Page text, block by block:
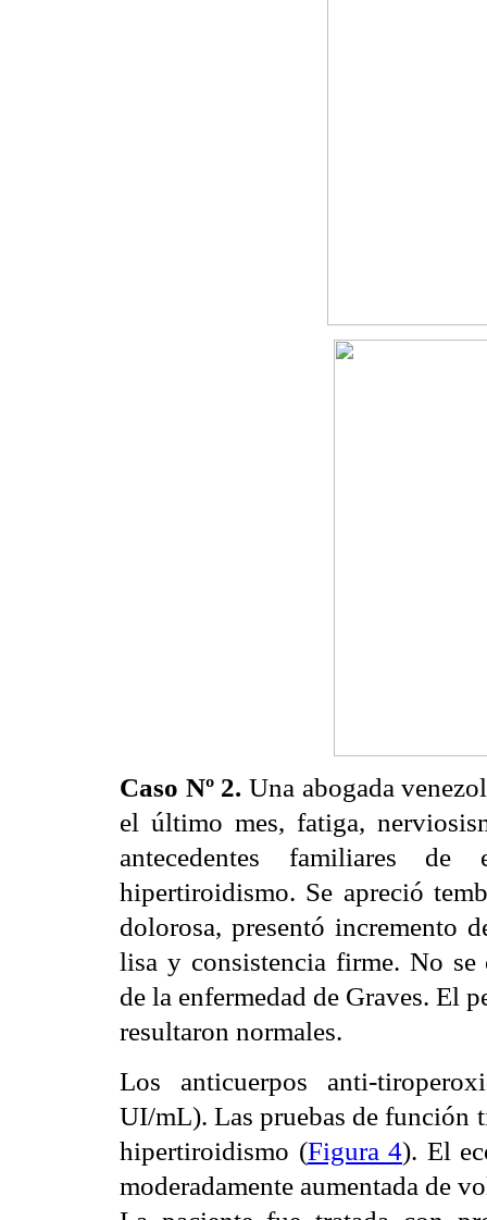
Caso Nº 2. Una abogada
el último mes, fatiga,
antecedentes familiares
hipertiroidismo. Se apreció
dolorosa, presentó incremento
lisa y consistencia firme. No se
de la enfermedad de Graves. El
resultaron normales.
Los anticuerpos anti-
UI/mL). Las pruebas de función
hipertiroidismo (Figura 4). El
moderadamente aumentada de